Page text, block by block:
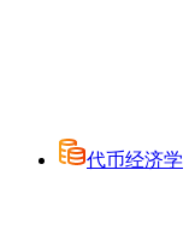
代币经济学